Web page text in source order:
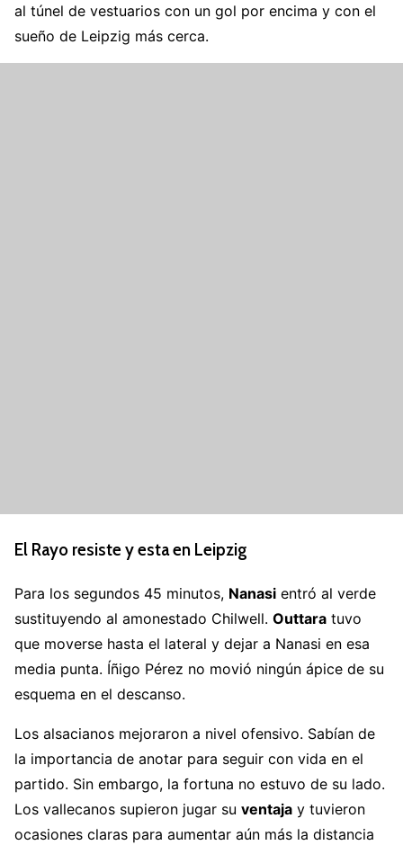
al túnel de vestuarios con un gol por encima y con el
sueño de Leipzig más cerca.
El Rayo resiste y esta en Leipzig
Para los segundos 45 minutos, Nanasi entró al verde
sustituyendo al amonestado Chilwell. Outtara tuvo
que moverse hasta el lateral y dejar a Nanasi en esa
media punta. Íñigo Pérez no movió ningún ápice de su
esquema en el descanso.
Los alsacianos mejoraron a nivel ofensivo. Sabían de
la importancia de anotar para seguir con vida en el
partido. Sin embargo, la fortuna no estuvo de su lado.
Los vallecanos supieron jugar su ventaja y tuvieron
ocasiones claras para aumentar aún más la distancia